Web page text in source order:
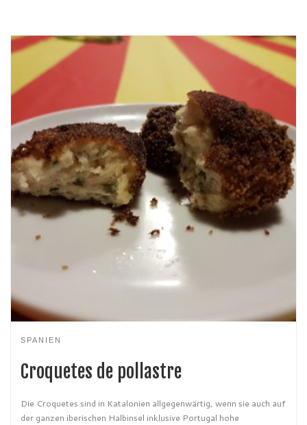
SPANIEN
Croquetes de pollastre
Die Croquetes sind in Katalonien allgegenwärtig, wenn sie auch auf
der ganzen iberischen Halbinsel inklusive Portugal hohe